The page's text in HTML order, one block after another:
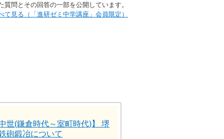
問とその回答の一部を公開しています。​
て見る（「進研ゼミ中学講座」会員限定）
世(鎌倉時代～室町時代)】 堺
砲鍛冶について